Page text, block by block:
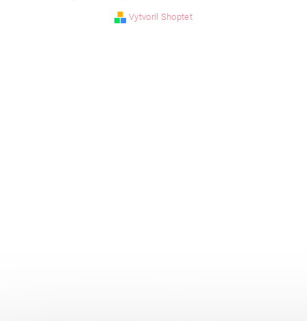
Vytvoril Shoptet